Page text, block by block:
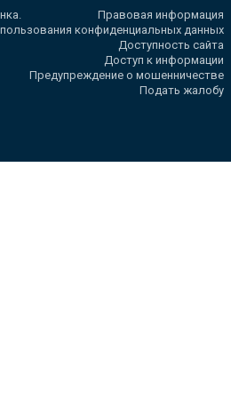
Правовая информация
конфиденциальных данных
Доступность сайта
Доступ к информации
Предупреждение о мошенничестве
Подать жалобу